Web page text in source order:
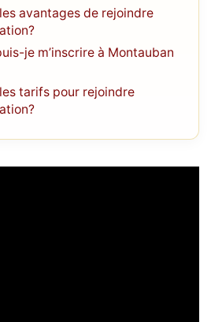
avantages de rejoindre
je m’inscrire à Montauban
tarifs pour rejoindre